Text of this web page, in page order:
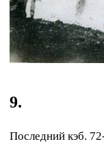
9.
Последний кэб.